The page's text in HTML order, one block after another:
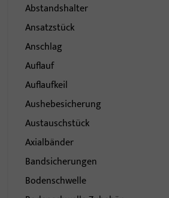
Abstandshalter
Ansatzstück
Anschlag
Auflauf
Auflaufkeil
Aushebesicherung
Austauschstück
Axialbänder
Bandsicherungen
Bodenschwelle